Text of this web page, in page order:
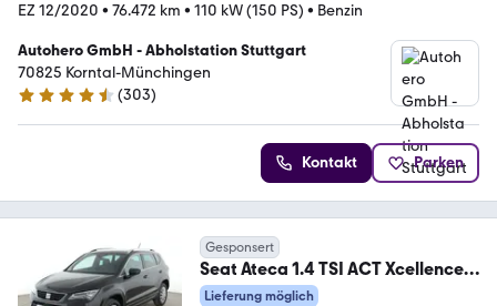
EZ 12/2020 • 76.472 km • 110 kW (150 PS) • Benzin
Autohero GmbH - Abholstation Stuttgart
70825 Korntal-Münchingen
4.4 Sterne
(303)
Kontakt Parken
Gesponsert
Seat Ateca 1.4 TSI ACT Xcellence
Aut.*NAV*ACC*360CAM*
Lieferung möglich